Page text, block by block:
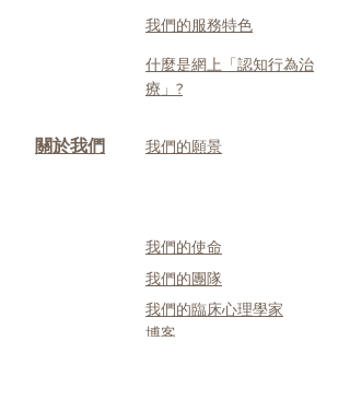
我們的服務特色
什麼是網上「認知行為治
療」?
關於我們 我們的願景
我們的使命
我們的團隊
我們的臨床心理學家
博客